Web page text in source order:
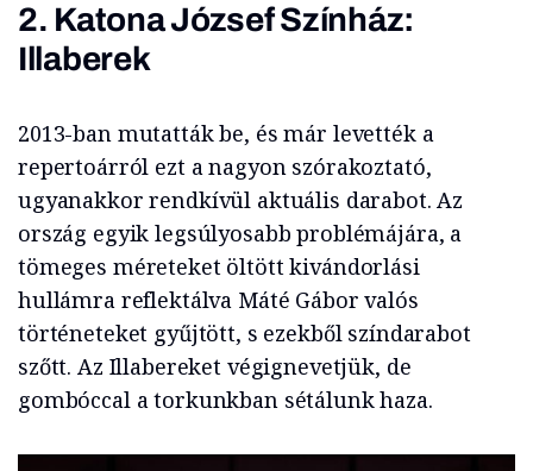
2. Katona József Színház:
Illaberek
2013-ban mutatták be, és már levették a
repertoárról ezt a nagyon szórakoztató,
ugyanakkor rendkívül aktuális darabot. Az
ország egyik legsúlyosabb problémájára, a
tömeges méreteket öltött kivándorlási
hullámra reflektálva Máté Gábor valós
történeteket gyűjtött, s ezekből színdarabot
szőtt. Az Illabereket végignevetjük, de
gombóccal a torkunkban sétálunk haza.